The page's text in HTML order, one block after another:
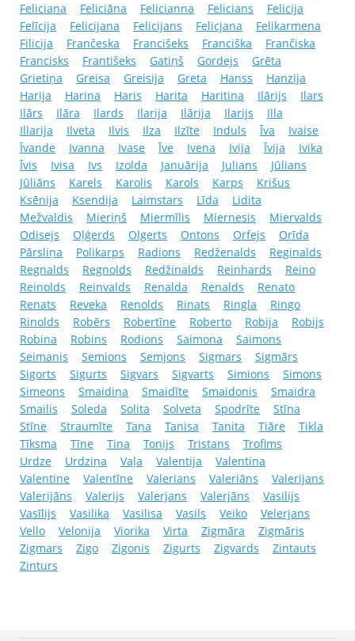
Feliciana
Feliciāna Felicianna Felicians
Felicija
Felīcija
Felicijana Felicijans Felicjana
Felikarmena
Filicija
Frančeska Francišeks Franciška
Frančiska
Francisks
Františeks Gatiņš Gordejs
Grēta
Grietiņa
Greisa Greisija Greta Hanss
Hanzija
Harija
Harina Haris Harita Haritina Ilārijs
Ilars
Ilārs
Ilāra Ilards Ilarija Ilārija Ilarijs
Illa
Illarija
Ilveta Ilvis Ilza Ilzīte Induls Īva
Ivaise
Īvande
Ivanna Ivase Īve Ivena Ivija Īvija
Ivika
Īvis
Ivisa Ivs Izolda Januārija Julians
Jūlians
Jūliāns
Karels Karolis Karols Karps
Krišus
Ksēnija
Ksendija Laimstars Līda
Lidita
Mežvaldis
Mieriņš Miermīlis Miernesis
Miervalds
Odisejs
Oļģerds Olgerts Ontons Orfejs
Orīda
Pārsliņa
Polikarps Radions Redženalds
Reginalds
Regnalds
Regnolds Redžinalds Reinhards
Reino
Reinolds
Reinvalds Renalda Renalds
Renato
Renats
Reveka Renolds Rinats Ringla
Ringo
Rinolds
Robērs Robertīne Roberto Robija
Robijs
Robina
Robins Rodions Saimona
Saimons
Seimanis
Semions Semjons Sigmars
Sigmārs
Sigorts
Sigurts Sigvars Sigvarts Simions
Simons
Simeons
Smaidiņa Smaidīte Smaidonis
Smaidra
Smailis
Soleda Solita Solveta Spodrīte
Stīna
Stīne
Straumīte Taņa Tanisa Tanita Tiāre
Tikla
Tīksma
Tīne Tina Tonijs Tristans
Trofims
Urdze
Urdziņa Vaļa Valentija
Valentina
Valentine
Valentīne Valerians Valeriāns
Valerijans
Valerijāns
Valerijs Valerjans Valerjāns
Vasilijs
Vasīlijs
Vasilika Vasilisa Vasils Veiko
Velerjans
Vello
Velonija Viorika Virta Zigmāra
Zigmāris
Zigmars
Zigo Zigonis Zigurts Zigvards
Zintauts
Zinturs